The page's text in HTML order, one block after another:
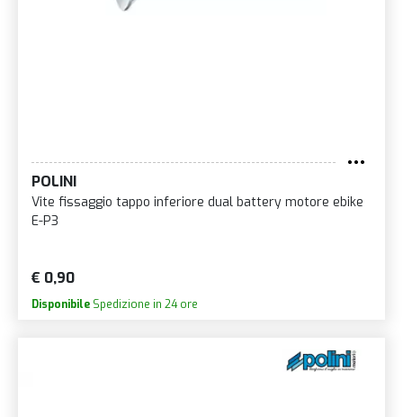
POLINI
Vite fissaggio tappo inferiore dual battery motore ebike
E-P3
€ 0,90
Disponibile Spedizione in 24 ore